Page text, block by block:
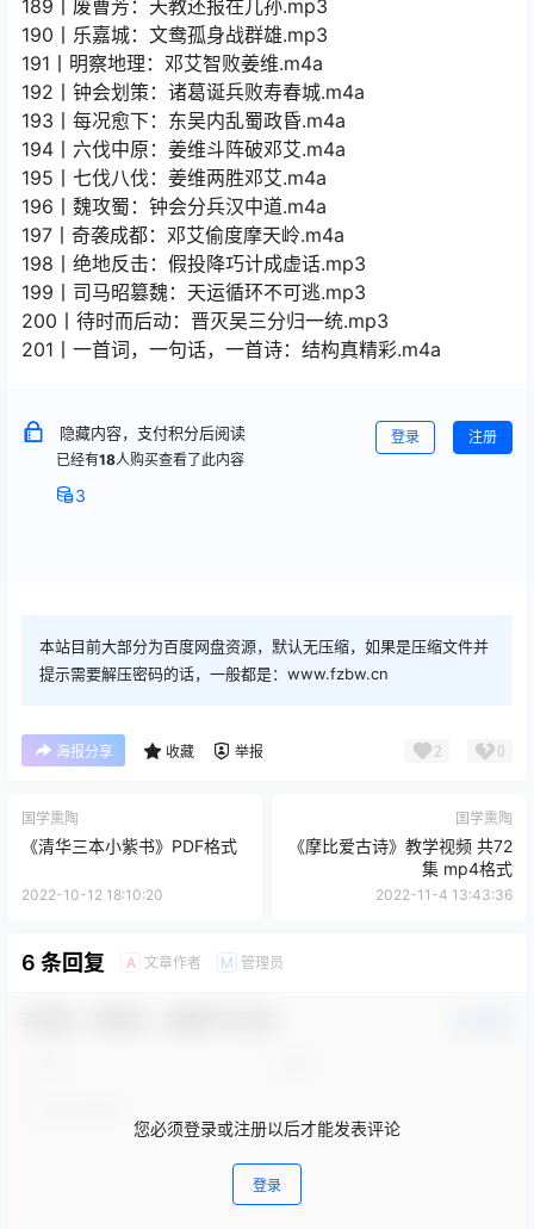
189丨废曹芳：天教还报在儿孙.mp3
190丨乐嘉城：文鸯孤身战群雄.mp3
191丨明察地理：邓艾智败姜维.m4a
192丨钟会划策：诸葛诞兵败寿春城.m4a
193丨每况愈下：东吴内乱蜀政昏.m4a
194丨六伐中原：姜维斗阵破邓艾.m4a
195丨七伐八伐：姜维两胜邓艾.m4a
196丨魏攻蜀：钟会分兵汉中道.m4a
197丨奇袭成都：邓艾偷度摩天岭.m4a
198丨绝地反击：假投降巧计成虚话.mp3
199丨司马昭篡魏：天运循环不可逃.mp3
200丨待时而后动：晋灭吴三分归一统.mp3
201丨一首词，一句话，一首诗：结构真精彩.m4a
隐藏内容，支付积分后阅读
已经有18人购买查看了此内容
3
登录 注册
本站目前大部分为百度网盘资源，默认无压缩，如果是压缩文件并
提示需要解压密码的话，一般都是：www.fzbw.cn
海报分享 收藏 举报 2 0
国学熏陶
《清华三本小紫书》PDF格式
2022-10-12 18:10:20
国学熏陶
《摩比爱古诗》教学视频 共72
集 mp4格式
2022-11-4 13:43:36
6 条回复 A 文章作者 M 管理员
您必须登录或注册以后才能发表评论
登录